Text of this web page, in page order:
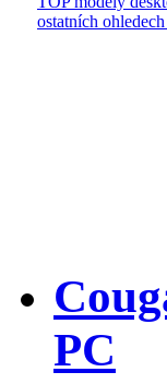
ostatních
PC